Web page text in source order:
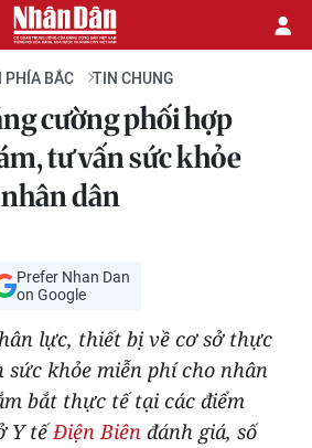
PHÍA BẮC TIN CHUNG
cường phối hợp
tư vấn sức khỏe
dân
Prefer Nhan Dan
on Google
lực, thiết bị về cơ sở thực
khỏe miễn phí cho nhân
bắt thực tế tại các điểm
Y tếĐiện Biên đánh giá, số